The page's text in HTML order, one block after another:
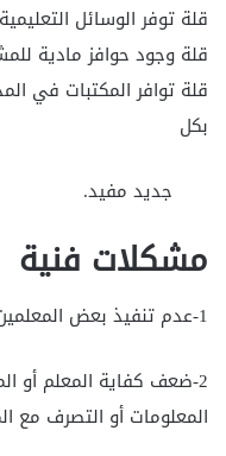
قلة توفر الوسائل
قلة وجود حوافز مادية
قلة توافر المكتبات في
بكل
جديد مفيد.
مشكلات فنية
1-عدم تنفيذ بعض المعلمين لتوجهات المشرف التربوي.
2-ضعف كفاية المعلم أو
المعلومات أو التصرف مع